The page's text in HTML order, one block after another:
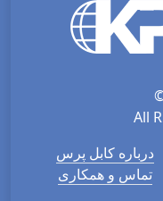
All
درباره کابل پرس
تماس و همکاری